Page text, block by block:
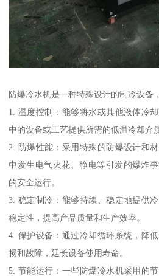
防爆冷水机是一种特殊设计的制冷设备
1. 温度控制：能够将水或其他液体冷
中的设备或工艺提供所需的低温冷却介
2. 防爆性能：采用特殊的防爆设计和
中发生电气火花、静电等引发的爆炸
的安全运行。
3. 稳定制冷：能够持续、稳定地提供
稳定性，提高产品质量和生产效率。
4. 保护设备：通过冷却循环系统，降
损和故障，延长设备使用寿命。
5. 节能运行：一些防爆冷水机采用的